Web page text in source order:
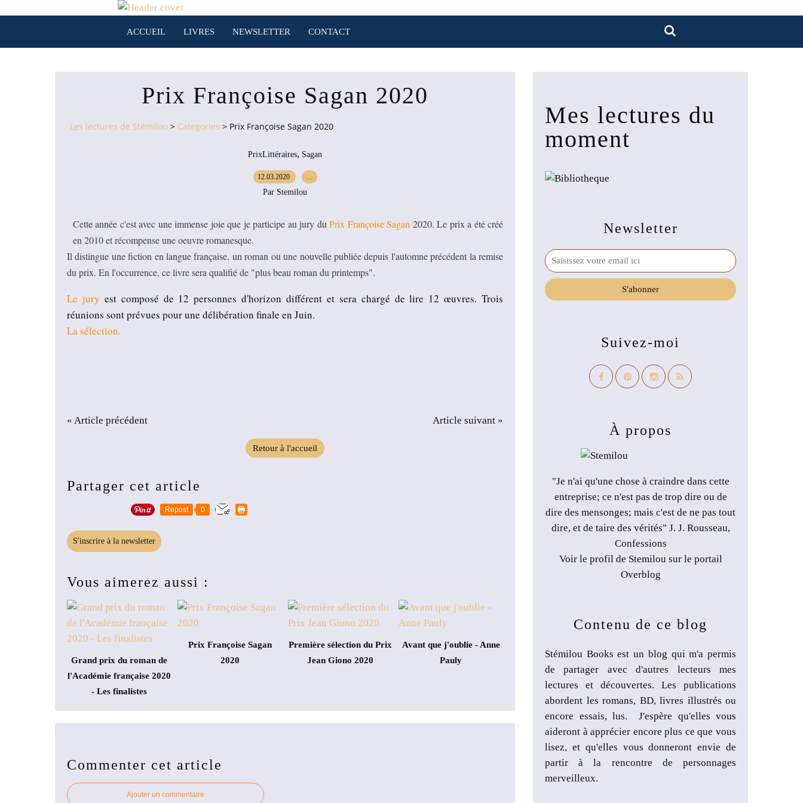
ACCUEIL LIVRES NEWSLETTER CONTACT
Prix Françoise Sagan 2020
Les lectures de Stémilou > Categories > Prix Françoise Sagan 2020
PrixLittéraires, Sagan
12.03.2020
Par Stemilou
Cette année c'est avec une immense joie que je participe au jury duPrix Françoise Sagan 2020. Le prix a été créé
en 2010 et récompense une oeuvre romanesque.
Il distingue une fiction en langue française, un roman ou une nouvelle publiée depuis l'automne précédent la remise
du prix. En l'occurrence, ce livre sera qualifié de "plus beau roman du printemps".
Le jury est composé de 12 personnes d'horizon différent et sera chargé de lire 12 œuvres. Trois
réunions sont prévues pour une délibération finale en Juin.
La sélection.
« Article précédent Article suivant »
Retour à l'accueil
Partager cet article
Repost 0
S'inscrire à la newsletter
Vous aimerez aussi :
Grand prix du roman de
l'Académie française 2020
- Les finalistes
Prix Françoise Sagan
2020
Première sélection du Prix
Jean Giono 2020
Avant que j'oublie - Anne
Pauly
Commenter cet article
Ajouter un commentaire
Newsletter
Suivez-moi
À propos
"Je n'ai qu'une chose à craindre dans cette
entreprise; ce n'est pas de trop dire ou de
dire des mensonges; mais c'est de ne pas tout
dire, et de taire des vérités" J. J. Rousseau,
Confessions
Voir le profil de Stemilou sur le portail
Overblog
Mes lectures du
moment
Contenu de ce blog
Stémilou Books est un blog qui m'a permis
de partager avec d'autres lecteurs mes
lectures et découvertes. Les publications
abordent les romans, BD, livres illustrés ou
encore essais, lus. J'espère qu'elles vous
aideront à apprécier encore plus ce que vous
lisez, et qu'elles vous donneront envie de
partir à la rencontre de personnages
merveilleux.